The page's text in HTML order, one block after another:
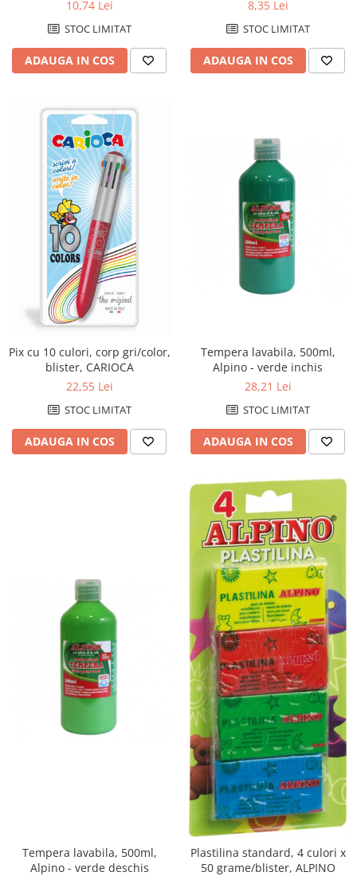
10,74 Lei
STOC LIMITAT
ADAUGA IN COS
8,35 Lei
STOC LIMITAT
ADAUGA IN COS
Pix cu 10 culori, corp gri/color,
blister, CARIOCA
22,55 Lei
STOC LIMITAT
ADAUGA IN COS
Tempera lavabila, 500ml,
Alpino - verde inchis
28,21 Lei
STOC LIMITAT
ADAUGA IN COS
Tempera lavabila, 500ml,
Alpino - verde deschis
Plastilina standard, 4 culori x
50 grame/blister, ALPINO